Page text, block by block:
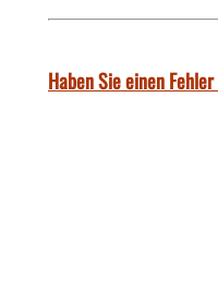
Haben Sie einen